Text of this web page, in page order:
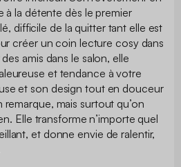
la détente dès le premier
difficile de la quitter tant elle est
créer un coin lecture cosy dans
amis dans le salon, elle
et tendance à votre
et son design tout en douceur
mais surtout qu’on
Elle transforme n’importe quel
et donne envie de ralentir,